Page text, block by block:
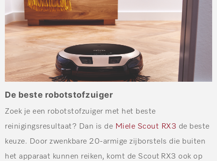
De beste robotstofzuiger
Zoek je een robotstofzuiger met het beste
reinigingsresultaat? Dan is de Miele Scout RX3 de beste
keuze. Door zwenkbare 20-armige zijborstels die buiten
het apparaat kunnen reiken, komt de Scout RX3 ook op